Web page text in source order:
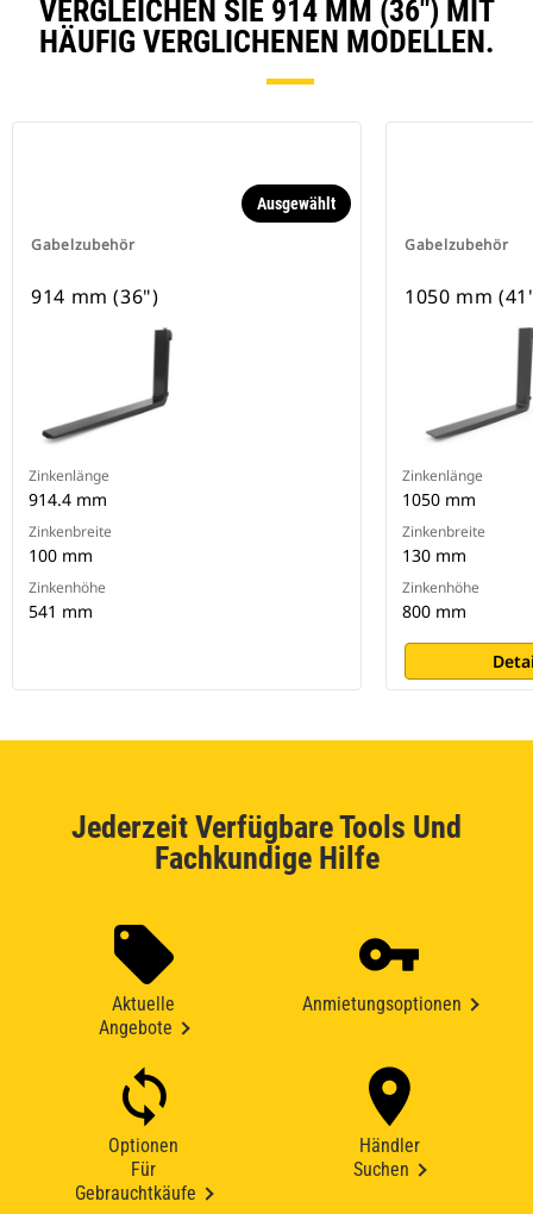
VERGLEICHEN SIE 914 MM (36") MIT
HÄUFIG VERGLICHENEN MODELLEN.
Gabelzubehör
Ausgewählt
914 mm (36")
Zinkenlänge
914.4 mm
Zinkenbreite
100 mm
Zinkenhöhe
541 mm
Gabelzubehör
1050 mm
Zinkenlänge
1050 mm
Zinkenbreite
130 mm
Zinkenhöhe
800 mm
Jederzeit Verfügbare Tools Und
Fachkundige Hilfe
Aktuelle
Angebote
Anmietungsoptionen
Optionen
Für
Gebrauchtkäufe
Händler
Suchen